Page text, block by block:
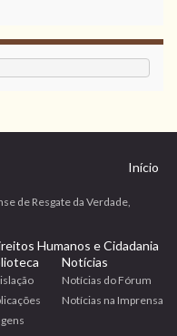
Início
de Resgate da Verdade,
Humanos e Cidadania
Notícias
Notícias do Fórum
Notícias na Imprensa